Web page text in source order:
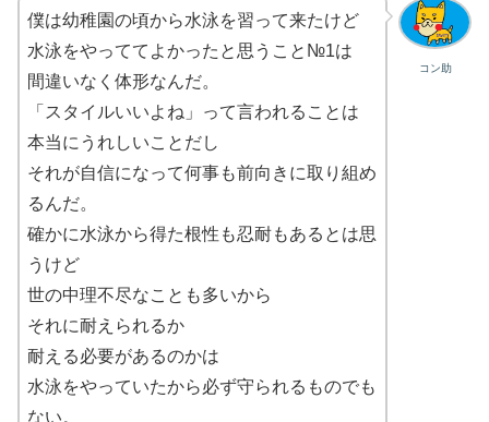
コン助
僕は幼稚園の頃から水泳を習って来たけど
水泳をやっててよかったと思うこと№1は
間違いなく体形なんだ。
「スタイルいいよね」って言われることは
本当にうれしいことだし
それが自信になって何事も前向きに取り組め
るんだ。
確かに水泳から得た根性も忍耐もあるとは思
うけど
世の中理不尽なことも多いから
それに耐えられるか
耐える必要があるのかは
水泳をやっていたから必ず守られるものでも
ない。